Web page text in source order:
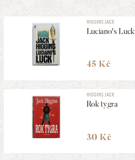
HIGGINS JACK
Luciano's Luck
45 Kč
HIGGINS JACK
Rok tygra
30 Kč